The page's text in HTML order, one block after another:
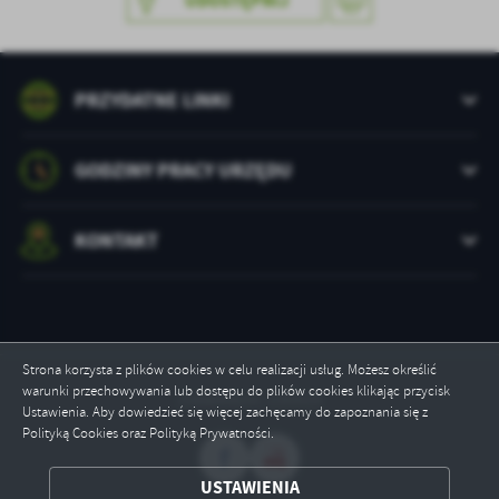
Strona korzysta z plików cookies w celu realizacji usług. Możesz określić
warunki przechowywania lub dostępu do plików cookies klikając przycisk
Ustawienia. Aby dowiedzieć się więcej zachęcamy do zapoznania się z
Polityką Cookies oraz Polityką Prywatności.
USTAWIENIA
treści w postaci wiadomości, ofert, komunikatów mediów
ZAPISZ WYBRANE
PRZYDATNE LINKI
GODZINY PRACY URZĘDU
KONTAKT
Odwiedzin: 235919